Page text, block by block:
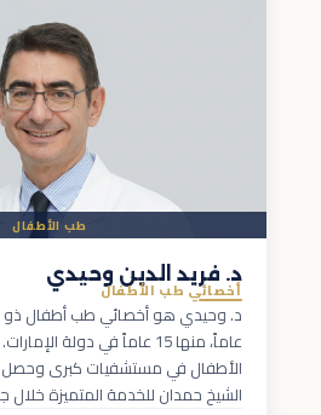
طب الأطفال
د. فريد الدين وحيدي
أخصائي طب الأطفال
عاماً، منها 15 عاماً في دولة
الأطفال في مستشفيات كبرى
الشيخ حمدان للخدمة المتميزة خلال